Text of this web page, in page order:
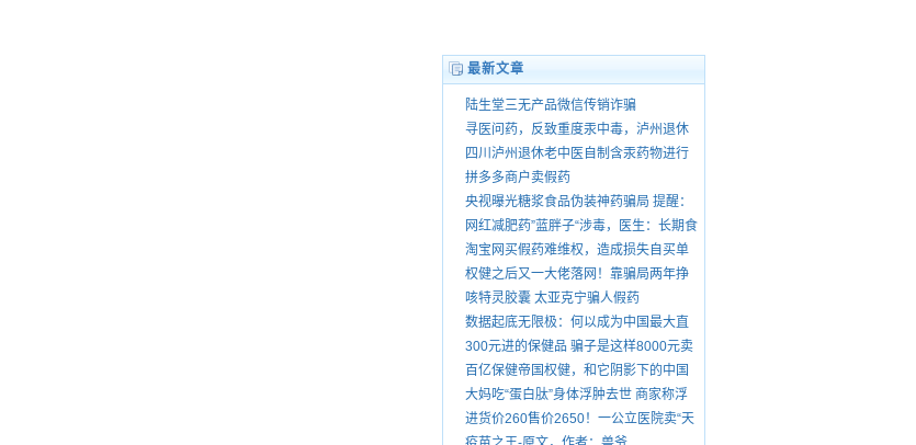
最新文章
陆生堂三无产品微信传销诈骗
寻医问药，反致重度汞中毒，泸州退休
老中医王大乾害我家破人散，自制药品
销售由谁管？
四川泸州退休老中医自制含汞药物进行
销售
拼多多商户卖假药
央视曝光糖浆食品伪装神药骗局 提醒：
“就医请前往正规医院”
网红减肥药”蓝胖子“涉毒，医生：长期食
用有依赖性。
淘宝网买假药难维权，造成损失自买单
权健之后又一大佬落网！靠骗局两年挣
75亿 号称酸碱平衡治百病
咳特灵胶囊 太亚克宁骗人假药
数据起底无限极：何以成为中国最大直
销公司
300元进的保健品 骗子是这样8000元卖
给你爸妈的
百亿保健帝国权健，和它阴影下的中国
家庭
大妈吃“蛋白肽”身体浮肿去世 商家称浮
肿正常
进货价260售价2650！一公立医院卖“天